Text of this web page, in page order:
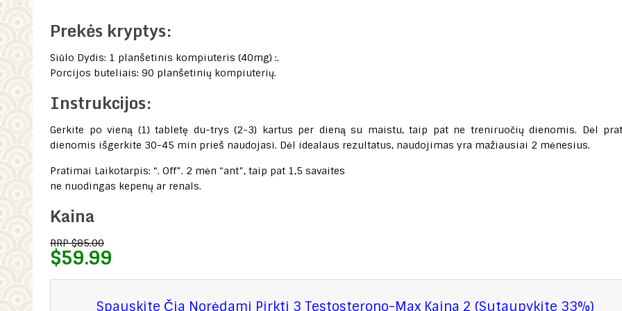
Prekės kryptys:
Siūlo Dydis: 1 planšetinis kompiuteris (40mg) :.
Porcijos buteliais: 90 planšetinių kompiuterių.
Instrukcijos:
Gerkite po vieną (1) tabletę du-trys (2-3) kartus per dieną su maistu, taip pat ne treniruočių dienomis. Dėl
dienomis išgerkite 30-45 min prieš naudojasi. Dėl idealaus rezultatus, naudojimas yra mažiausiai 2 mėnesius.
Pratimai Laikotarpis: “. Off”. 2 mėn “ant”, taip pat 1,5 savaites
ne nuodingas kepenų ar renals.
Kaina
RRP $85.00
$59.99
Spauskite Čia Norėdami Pirkti 3 Testosterono-Max Kaina 2 (Sutaupykite 33%)